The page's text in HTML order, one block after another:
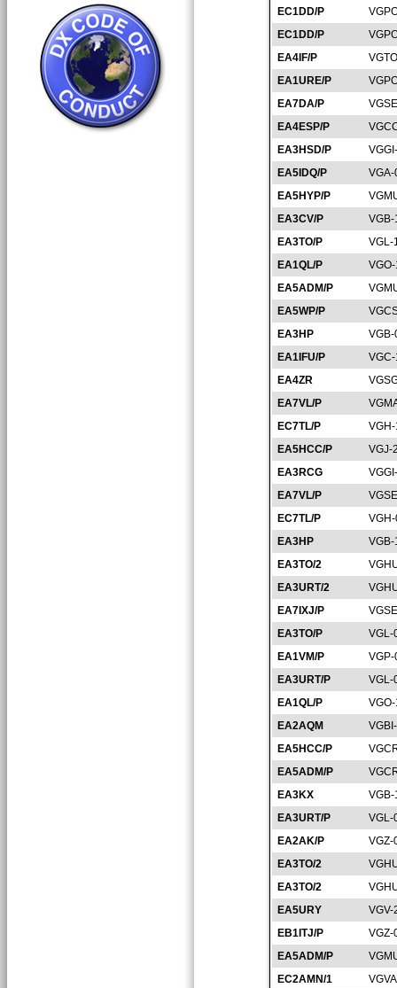
EC1DD/P
EC1DD/P
EA4IF/P
EA1URE/P
EA7DA/P
EA4ESP/P
EA3HSD/P
EA5IDQ/P
EA5HYP/P
EA3CV/P
EA3TO/P
VGL-
EA1QL/P
EA5ADM/P
EA5WP/P
EA3HP
EA1IFU/P
EA4ZR
EA7VL/P
EC7TL/P
EA5HCC/P
VGJ-
EA3RCG
EA7VL/P
EC7TL/P
EA3HP
EA3TO/2
EA3URT/2
EA7IXJ/P
EA3TO/P
VGL-
EA1VM/P
EA3URT/P
VGL-
EA1QL/P
EA2AQM
EA5HCC/P
EA5ADM/P
EA3KX
EA3URT/P
VGL-
EA2AK/P
VGZ-
EA3TO/2
EA3TO/2
EA5URY
VGV-
EB1ITJ/P
VGZ-
EA5ADM/P
EC2AMN/1